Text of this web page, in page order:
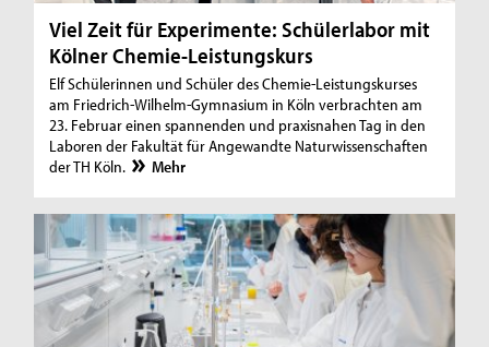
Viel Zeit für Experimente: Schülerlabor mit
Kölner Chemie-Leistungskurs
Elf Schülerinnen und Schüler des Chemie-Leistungskurses
am Friedrich-Wilhelm-Gymnasium in Köln verbrachten am
23. Februar einen spannenden und praxisnahen Tag in den
Laboren der Fakultät für Angewandte Naturwissenschaften
der TH Köln.
Mehr